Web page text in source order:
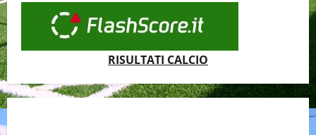
RISULTATI CALCIO